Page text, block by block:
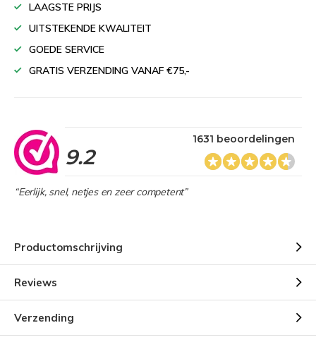
LAAGSTE PRIJS
UITSTEKENDE KWALITEIT
GOEDE SERVICE
GRATIS VERZENDING VANAF €75,-
9.2
1631 beoordelingen
“Eerlijk, snel, netjes en zeer competent”
Productomschrijving
Reviews
Verzending